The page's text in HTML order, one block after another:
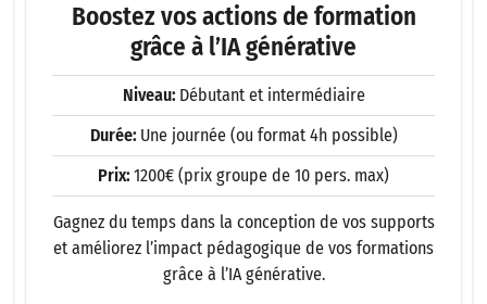
Boostez vos actions de formation
grâce à l’IA générative
Niveau: Débutant et intermédiaire
Durée: Une journée (ou format 4h possible)
Prix: 1200€ (prix groupe de 10 pers. max)
Gagnez du temps dans la conception de vos supports
et améliorez l’impact pédagogique de vos formations
grâce à l’IA générative.